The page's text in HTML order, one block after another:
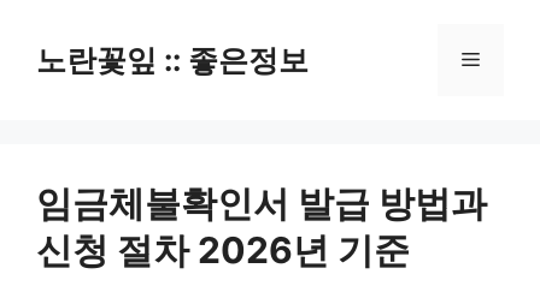
노란꽃잎 :: 좋은정보 메
임금체불확인서 발급 방법과
신청 절차 2026년 기준